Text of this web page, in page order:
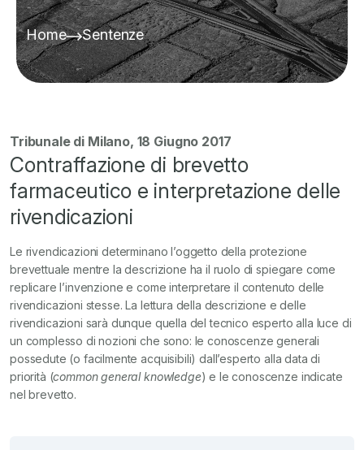
Home Sentenze
Tribunale di Milano, 18 Giugno 2017
Contraffazione di brevetto
farmaceutico e interpretazione delle
rivendicazioni
Le rivendicazioni determinano l’oggetto della protezione
brevettuale mentre la descrizione ha il ruolo di spiegare come
replicare l’invenzione e come interpretare il contenuto delle
rivendicazioni stesse. La lettura della descrizione e delle
rivendicazioni sarà dunque quella del tecnico esperto alla luce di
un complesso di nozioni che sono: le conoscenze generali
possedute (o facilmente acquisibili) dall’esperto alla data di
priorità (common general knowledge) e le conoscenze indicate
nel brevetto.